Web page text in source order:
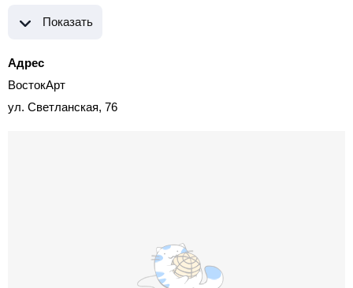
Показать
Адрес
ВостокАрт
ул. Светланская, 76